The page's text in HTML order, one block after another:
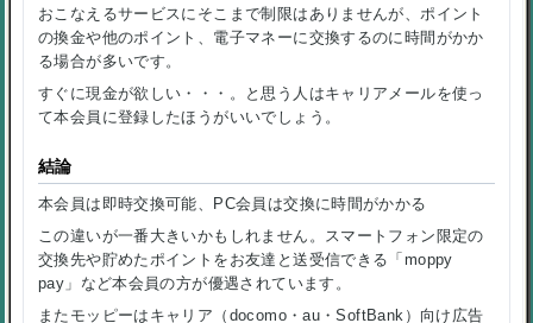
おこなえるサービスにそこまで制限はありませんが、ポイント
の換金や他のポイント、電子マネーに交換するのに時間がかか
る場合が多いです。
すぐに現金が欲しい・・・。と思う人はキャリアメールを使っ
て本会員に登録したほうがいいでしょう。
結論
本会員は即時交換可能、PC会員は交換に時間がかかる
この違いが一番大きいかもしれません。スマートフォン限定の
交換先や貯めたポイントをお友達と送受信できる「moppy
pay」など本会員の方が優遇されています。
またモッピーはキャリア（docomo・au・SoftBank）向け広告